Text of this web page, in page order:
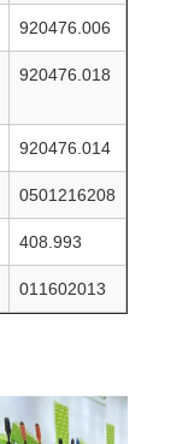
920476.006
920476.018
920476.014
0501216208
408.993
011602013